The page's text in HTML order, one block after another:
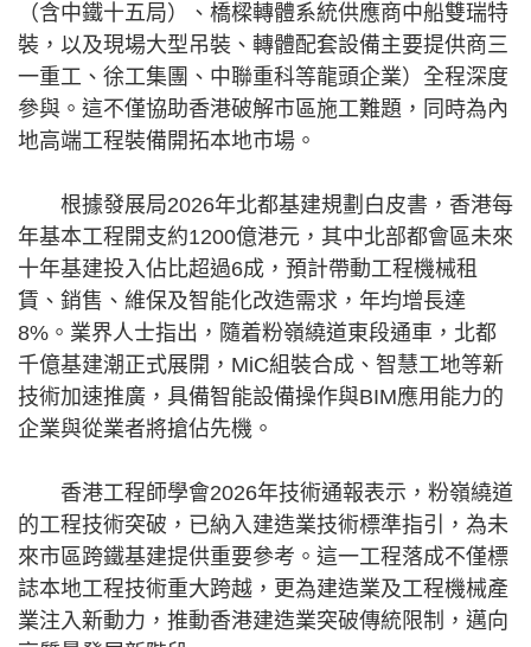
（含中鐵十五局）、橋樑轉體系統供應商中船雙瑞特
裝，以及現場大型吊裝、轉體配套設備主要提供商三
一重工、徐工集團、中聯重科等龍頭企業）全程深度
參與。這不僅協助香港破解市區施工難題，同時為內
地高端工程裝備開拓本地市場。
根據發展局2026年北都基建規劃白皮書，香港每
年基本工程開支約1200億港元，其中北部都會區未來
十年基建投入佔比超過6成，預計帶動工程機械租
賃、銷售、維保及智能化改造需求，年均增長達
8%。業界人士指出，隨着粉嶺繞道東段通車，北都
千億基建潮正式展開，MiC組裝合成、智慧工地等新
技術加速推廣，具備智能設備操作與BIM應用能力的
企業與從業者將搶佔先機。
香港工程師學會2026年技術通報表示，粉嶺繞道
的工程技術突破，已納入建造業技術標準指引，為未
來市區跨鐵基建提供重要參考。這一工程落成不僅標
誌本地工程技術重大跨越，更為建造業及工程機械產
業注入新動力，推動香港建造業突破傳統限制，邁向